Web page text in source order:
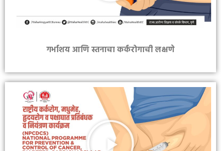
गर्भाशय आणि स्तनाचा कर्करोगाची लक्षणे